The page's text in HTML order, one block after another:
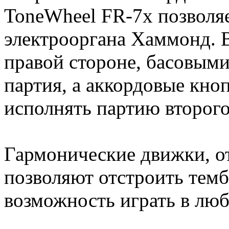
ToneWheel FR-7x
электрооргана Хаммонд.
правой стороне,
партия, а аккордовые
исполнять партию
Гармонические движки,
позволяют отстроить
возможность играть в